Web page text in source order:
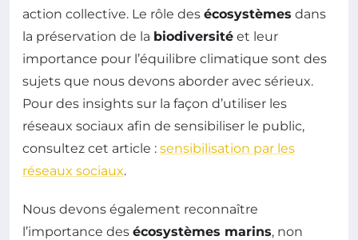
action collective. Le rôle des écosystèmes dans
la préservation de la biodiversité et leur
importance pour l’équilibre climatique sont des
sujets que nous devons aborder avec sérieux.
Pour des insights sur la façon d’utiliser les
réseaux sociaux afin de sensibiliser le public,
consultez cet article : sensibilisation par les
réseaux sociaux.
Nous devons également reconnaître
l’importance des écosystèmes marins, non